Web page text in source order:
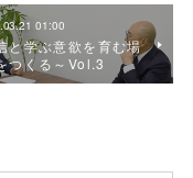
01:00
と学ぶ意欲を育む場
つくる～Vol.3